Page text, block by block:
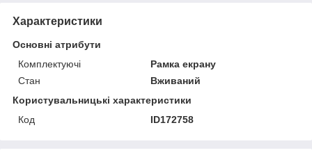
Характеристики
Основні атрибути
Комплектуючі
Рамка екрану
Стан
Вживаний
Користувальницькі характеристики
Код
ID172758